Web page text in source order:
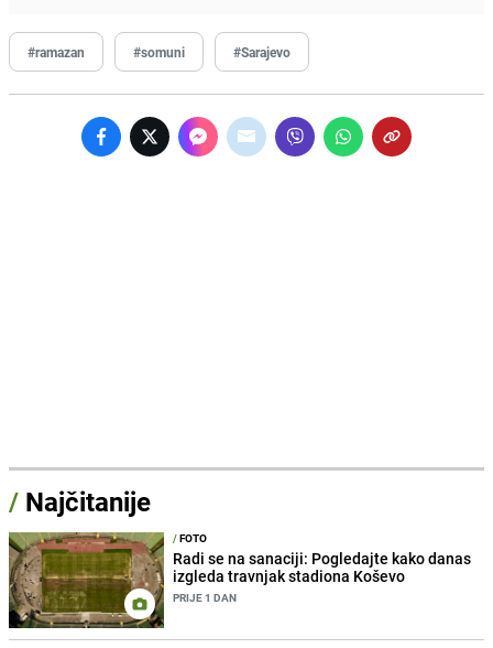
#ramazan #somuni #Sarajevo
/ Najčitanije
/FOTO
Radi se na sanaciji: Pogledajte kako danas
izgleda travnjak stadiona Koševo
PRIJE 1 DAN